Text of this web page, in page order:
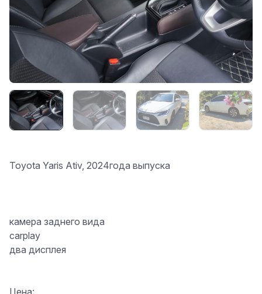
Toyota Yaris Ativ, 2024года выпуска
камера заднего вида
carplay
два дисплея
Цена: